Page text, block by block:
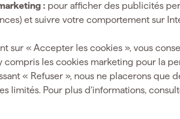
: pour afficher des publicités
et suivre votre comportement sur
sur « Accepter les cookies », vous
compris les cookies marketing pour la
« Refuser », nous ne placerons que
limités. Pour plus d’informations,
Scie